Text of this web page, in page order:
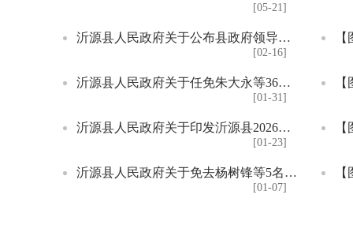
[05-21]
沂源县人民政府关于公布县政府领导同志工作分工的通知
[02-16]
沂源县人民政府关于任免朱大永等36名工作人员职务的通知
[01-31]
沂源县人民政府关于印发沂源县2026年度国有建设用地供应计划的通知
[01-23]
沂源县人民政府关于免去杨树锋等5名工作人员职务的通知
[01-07]